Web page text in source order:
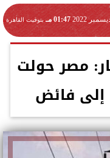
01:47 مـ بتوقيت القاهرة
مصر حولت
إلى فائض